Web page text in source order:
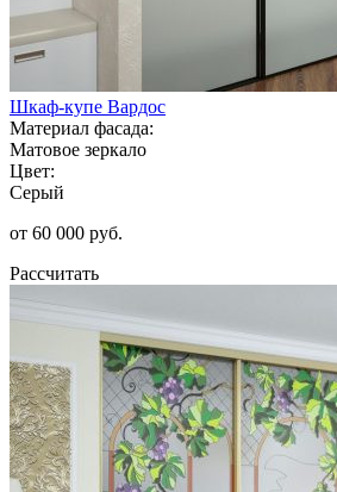
Шкаф-купе Вардос
Материал фасада:
Матовое зеркало
Цвет:
Серый
от 60 000 руб.
Рассчитать